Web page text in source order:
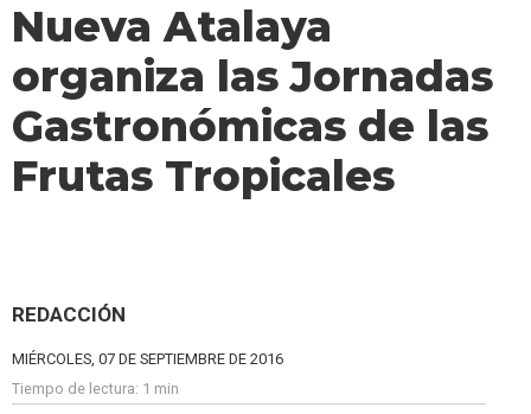
Nueva Atalaya
organiza las Jornadas
Gastronómicas de las
Frutas Tropicales
REDACCIÓN
MIÉRCOLES, 07 DE SEPTIEMBRE DE 2016
Tiempo de lectura: 1 min